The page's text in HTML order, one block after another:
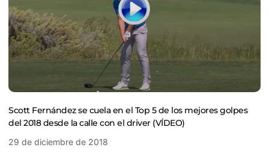
Scott Fernández se cuela en el Top 5 de los mejores golpes
del 2018 desde la calle con el driver (VÍDEO)
29 de diciembre de 2018